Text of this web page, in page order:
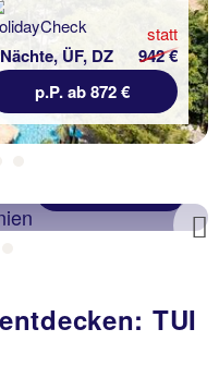
ÜF, DZ
statt
942 €
p.P. ab 872 €
TUI